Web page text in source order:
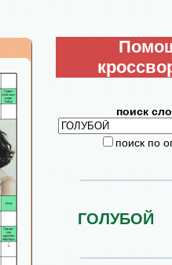
поиск
поиск по
ГОЛУБОЙ